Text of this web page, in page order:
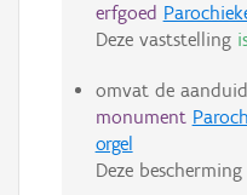
erfgoed
Deze vaststelling
omvat de
monument
orgel
Deze bescherming